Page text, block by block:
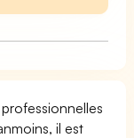
il est